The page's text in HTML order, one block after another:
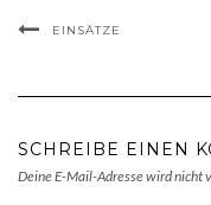
EINSÄTZE
SCHREIBE EINEN
Deine E-Mail-Adresse wird nicht